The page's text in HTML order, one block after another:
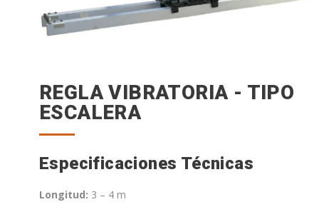
REGLA VIBRATORIA - TIPO
ESCALERA
Especificaciones Técnicas
Longitud: 3 – 4 m